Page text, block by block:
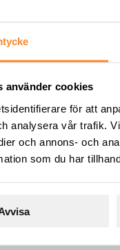
använder cookies
för att
analysera vår trafik.
och annons- och
som du har
i Hallsberg om
en
med
000 kvm.